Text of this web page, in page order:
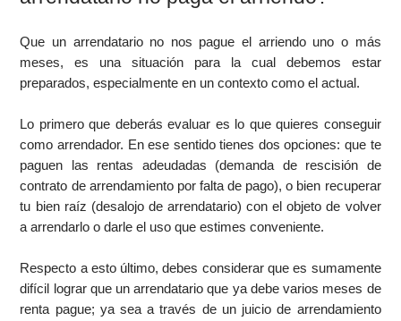
Que un arrendatario no nos pague el arriendo uno o más
meses, es una situación para la cual debemos estar
preparados, especialmente en un contexto como el actual.
Lo primero que deberás evaluar es lo que quieres conseguir
como arrendador. En ese sentido tienes dos opciones: que te
paguen las rentas adeudadas (demanda de rescisión de
contrato de arrendamiento por falta de pago), o bien recuperar
tu bien raíz (desalojo de arrendatario) con el objeto de volver
a arrendarlo o darle el uso que estimes conveniente.
Respecto a esto último, debes considerar que es sumamente
difícil lograr que un arrendatario que ya debe varios meses de
renta pague; ya sea a través de un juicio de arrendamiento